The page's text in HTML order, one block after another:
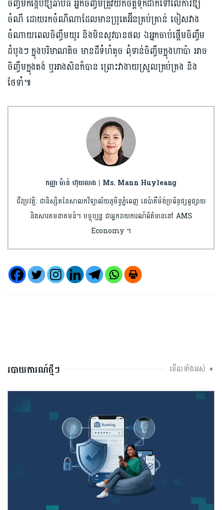
ចិញ្ចឹមកង្កែបឱ្យឆាប់ធំ អ្នកចិញ្ចឹមត្រូវយកចិត្តទុកដាក់ទៅលើការឱ្យ
ចំណី ដោយរកចំណីណាដែលមានប្រូតេអ៊ីនគ្រប់គ្រាន់ ចៀសវាង
ចំណាយពេលចិញ្ចឹមយូរ និងមិនសូវបានផល ឯអ្នកចាប់ផ្ដើមចិញ្ចឹម
ដំបូងៗ ក្នុងបរិមាណតិច មានដីទំហំតូច ពុំទាន់ចិញ្ចឹមក្នុងហាប៉ា អាច
ចិញ្ចឹមក្នុងតង់ ឬអាងសិនក៏បាន ព្រោះវាងាយស្រួលគ្រប់គ្រង និង
ថែទាំ៕
កញ្ញា ម៉ាន់ ហ៊ុយលាង | Ms. Mann Huyleang
ជីវប្រវត្តិ: ជានិស្សិតនៃសាលកវិទ្យាល័យភូមិន្ទភ្នំពេញ ដេប៉ាតឺម៉ង់ប្រព័ន្ធផ្សព្វផ្សាយ
និងសារគមនាគមន៍។ បច្ចុប្បន្ន ជាអ្នករាយការណ៍ព័ត៌មាននៅ AMS
Economy ។
របាយការណ៍ថ្មីៗ មើលទាំងអស់ ➧